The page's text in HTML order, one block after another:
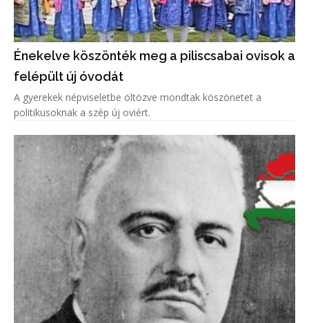
Énekelve köszönték meg a piliscsabai ovisok a
felépült új óvodát
A gyerekek népviseletbe öltözve mondtak köszönetet a
politikusoknak a szép új oviért.